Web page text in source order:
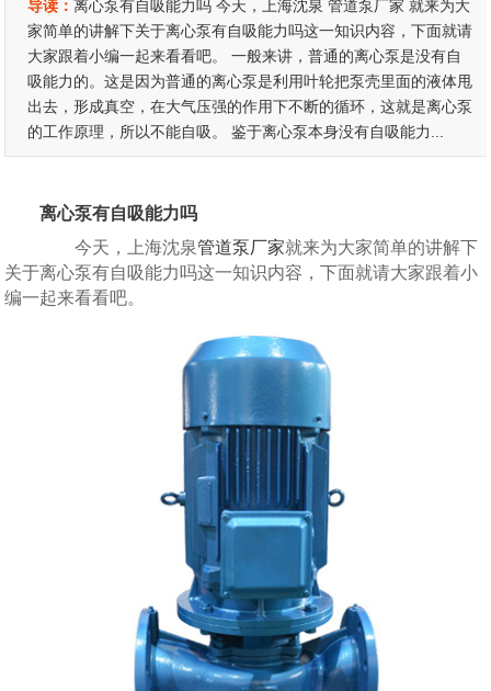
导读：离心泵有自吸能力吗 今天，上海沈泉 管道泵厂家 就来为大
家简单的讲解下关于离心泵有自吸能力吗这一知识内容，下面就请
大家跟着小编一起来看看吧。 一般来讲，普通的离心泵是没有自
吸能力的。这是因为普通的离心泵是利用叶轮把泵壳里面的液体甩
出去，形成真空，在大气压强的作用下不断的循环，这就是离心泵
的工作原理，所以不能自吸。 鉴于离心泵本身没有自吸能力...
离心泵有自吸能力吗
今天，上海沈泉管道泵厂家就来为大家简单的讲解下
关于离心泵有自吸能力吗这一知识内容，下面就请大家跟着小
编一起来看看吧。